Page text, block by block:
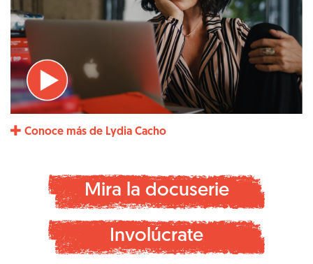
Conoce más de Lydia Cacho
Mira la docuserie
Involúcrate